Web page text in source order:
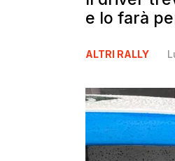
e lo farà
ALTRI RALLY